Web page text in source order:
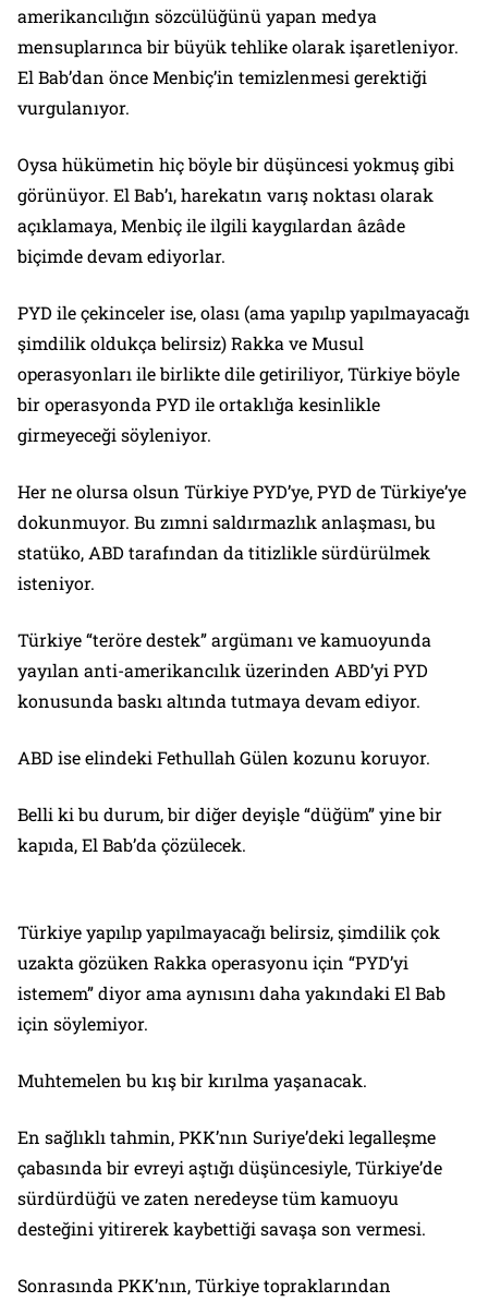
amerikancılığın sözcülüğünü yapan medya
mensuplarınca bir büyük tehlike olarak işaretleniyor.
El Bab’dan önce Menbiç’in temizlenmesi gerektiği
vurgulanıyor.
Oysa hükümetin hiç böyle bir düşüncesi yokmuş gibi
görünüyor. El Bab’ı, harekatın varış noktası olarak
açıklamaya, Menbiç ile ilgili kaygılardan âzâde
biçimde devam ediyorlar.
PYD ile çekinceler ise, olası (ama yapılıp yapılmayacağı
şimdilik oldukça belirsiz) Rakka ve Musul
operasyonları ile birlikte dile getiriliyor, Türkiye böyle
bir operasyonda PYD ile ortaklığa kesinlikle
girmeyeceği söyleniyor.
Her ne olursa olsun Türkiye PYD’ye, PYD de Türkiye’ye
dokunmuyor. Bu zımni saldırmazlık anlaşması, bu
statüko, ABD tarafından da titizlikle sürdürülmek
isteniyor.
Türkiye “teröre destek” argümanı ve kamuoyunda
yayılan anti-amerikancılık üzerinden ABD’yi PYD
konusunda baskı altında tutmaya devam ediyor.
ABD ise elindeki Fethullah Gülen kozunu koruyor.
Belli ki bu durum, bir diğer deyişle “düğüm” yine bir
kapıda, El Bab’da çözülecek.
Türkiye yapılıp yapılmayacağı belirsiz, şimdilik çok
uzakta gözüken Rakka operasyonu için “PYD’yi
istemem” diyor ama aynısını daha yakındaki El Bab
için söylemiyor.
Muhtemelen bu kış bir kırılma yaşanacak.
En sağlıklı tahmin, PKK’nın Suriye’deki legalleşme
çabasında bir evreyi aştığı düşüncesiyle, Türkiye’de
sürdürdüğü ve zaten neredeyse tüm kamuoyu
desteğini yitirerek kaybettiği savaşa son vermesi.
Sonrasında PKK’nın, Türkiye topraklarından